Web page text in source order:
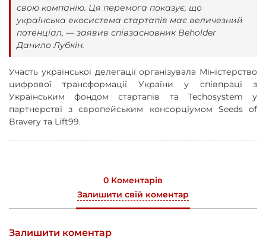
свою компанію. Ця перемога показує, що
українська екосистема стартапів має величезний
потенціал, — заявив співзасновник Beholder
Данило Лубкін.
Участь української делегації організувала Міністерство
цифрової трансформації України у співпраці з
Українським фондом стартапів та Techosystem у
партнерстві з європейським консорціумом Seeds of
Bravery та Lift99.
0 Коментарів
Залишити свій коментар
Залишити коментар